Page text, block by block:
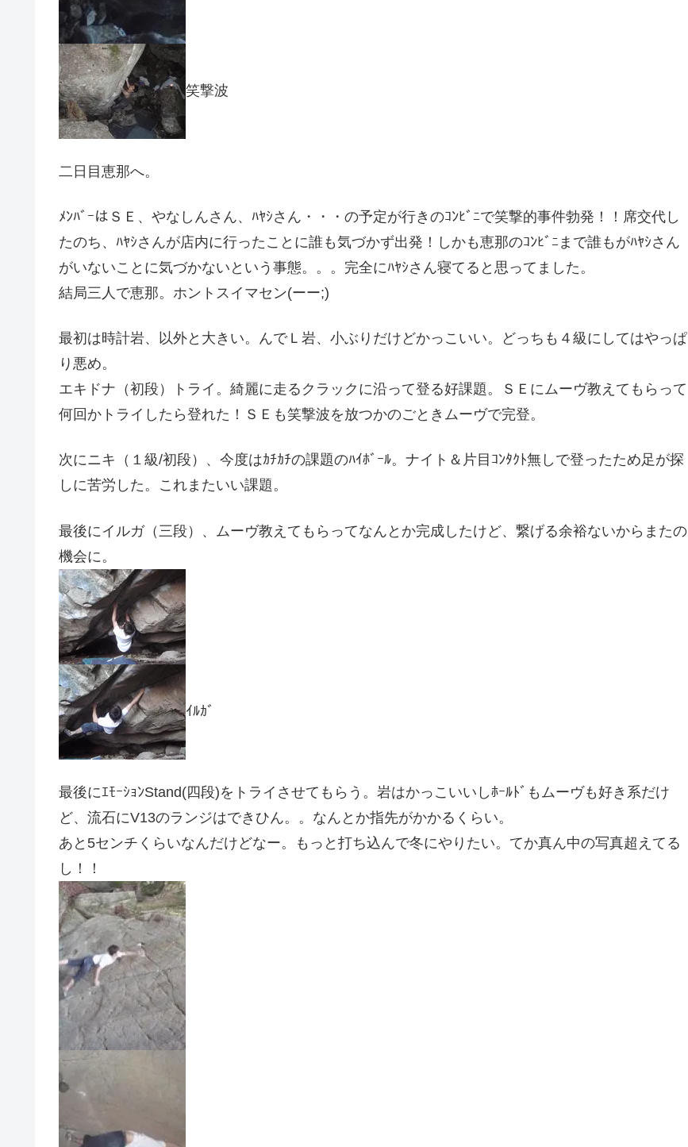
笑撃波
二日目恵那へ。
ﾒﾝﾊﾞｰはＳＥ、やなしんさん、ﾊﾔｼさん・・・の予定が行きのｺﾝﾋﾞﾆで笑撃的事件勃発！！席交代し
たのち、ﾊﾔｼさんが店内に行ったことに誰も気づかず出発！しかも恵那のｺﾝﾋﾞﾆまで誰もがﾊﾔｼさん
がいないことに気づかないという事態。。。完全にﾊﾔｼさん寝てると思ってました。
結局三人で恵那。ホントスイマセン(ーー;)
最初は時計岩、以外と大きい。んでＬ岩、小ぶりだけどかっこいい。どっちも４級にしてはやっぱ
り悪め。
エキドナ（初段）トライ。綺麗に走るクラックに沿って登る好課題。ＳＥにムーヴ教えてもらって
何回かトライしたら登れた！ＳＥも笑撃波を放つかのごときムーヴで完登。
次にニキ（１級/初段）、今度はｶﾁｶﾁの課題のﾊｲﾎﾞｰﾙ。ナイト＆片目ｺﾝﾀｸﾄ無しで登ったため足が探
しに苦労した。これまたいい課題。
最後にイルガ（三段）、ムーヴ教えてもらってなんとか完成したけど、繋げる余裕ないからまたの
機会に。
ｲﾙｶﾞ
最後にｴﾓｰｼｮﾝStand(四段)をトライさせてもらう。岩はかっこいいしﾎｰﾙﾄﾞもムーヴも好き系だけ
ど、流石にV13のランジはできひん。。なんとか指先がかかるくらい。
あと5センチくらいなんだけどなー。もっと打ち込んで冬にやりたい。てか真ん中の写真超えてる
し！！